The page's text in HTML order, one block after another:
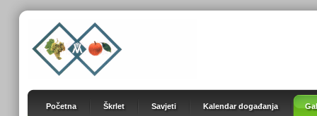
Početna Škrlet Savjeti Kalendar događanja